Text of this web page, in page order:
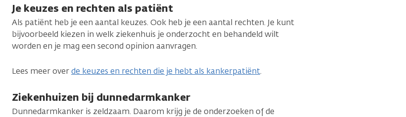
Je keuzes en rechten als patiënt
Als patiënt heb je een aantal keuzes. Ook heb je een aantal rechten. Je kunt
bijvoorbeeld kiezen in welk ziekenhuis je onderzocht en behandeld wilt
worden en je mag een second opinion aanvragen.
Lees meer overde keuzes en rechten die je hebt als kankerpatiënt.
Ziekenhuizen bij dunnedarmkanker
Dunnedarmkanker is zeldzaam. Daarom krijg je de onderzoeken of de